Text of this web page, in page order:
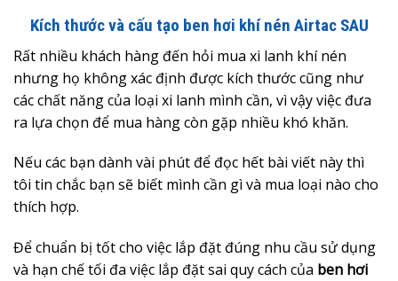
Kích thước và cấu tạo ben hơi khí nén Airtac SAU
Rất nhiều khách hàng đến hỏi mua xi lanh khí nén
nhưng họ không xác định được kích thước cũng như
các chất năng của loại xi lanh mình cần, vì vậy việc đưa
ra lựa chọn để mua hàng còn gặp nhiều khó khăn.
Nếu các bạn dành vài phút để đọc hết bài viết này thì
tôi tin chắc bạn sẽ biết mình cần gì và mua loại nào cho
thích hợp.
Để chuẩn bị tốt cho việc lắp đặt đúng nhu cầu sử dụng
và hạn chế tối đa việc lắp đặt sai quy cách của ben hơi